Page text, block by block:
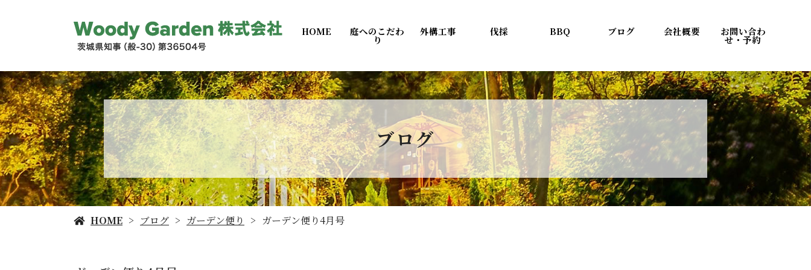
HOME 庭へのこだわ
り
外構工事 伐採 BBQ ブログ 会社概要 お問い合わ
せ・予約
ブログ
HOME ブログ ガーデン便り ガーデン便り4月号